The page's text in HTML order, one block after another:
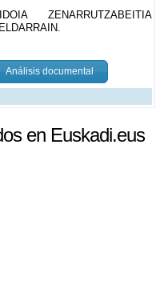
IDOIA ZENARRUTZABEITIA
Análisis documental
en Euskadi.eus